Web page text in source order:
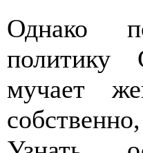
Однако
политику
мучает